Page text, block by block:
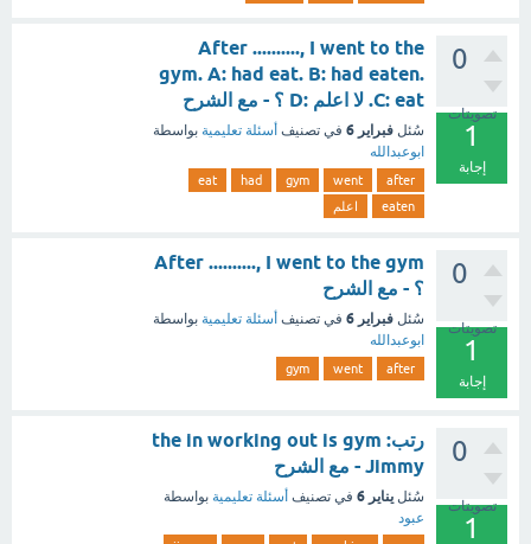
0
تصويتات
1
إجابة
After .........., I went to the
gym. A: had eat. B: had eaten.
C: eat. لا اعلم :D ؟ - مع الشرح
سُئل فبراير 6 في تصنيف أسئلة تعليمية بواسطة
ابوعبدالله
after
went
gym
had
eat
eaten
اعلم
0
تصويتات
1
إجابة
After .........., I went to the gym
؟ - مع الشرح
سُئل فبراير 6 في تصنيف أسئلة تعليمية بواسطة
ابوعبدالله
after
went
gym
0
تصويتات
1
رتب: the in working out is gym
Jimmy - مع الشرح
سُئل يناير 6 في تصنيف أسئلة تعليمية بواسطة
عبود